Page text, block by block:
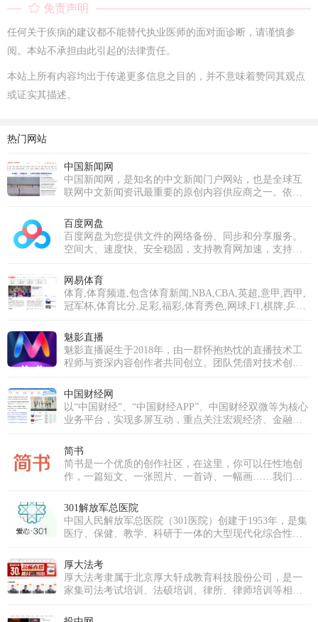
免责声明
任何关于疾病的建议都不能替代执业医师的面对面诊断，请谨慎参
阅。本站不承担由此引起的法律责任。
本站上所有内容均出于传递更多信息之目的，并不意味着赞同其观点
或证实其描述。
热门网站
中国新闻网
中国新闻网，是知名的中文新闻门户网站，也是全球互
联网中文新闻资讯最重要的原创内容供应商之一。依托
网络媒体，快速、准确地提供文字、图片、视频等多样
化的资讯服务。在新闻报道方面，中新网动态新闻及时
准确，解释性报道角度独特，稿件被国内外网络媒体大
量转载。
百度网盘
百度网盘为您提供文件的网络备份、同步和分享服务。
空间大、速度快、安全稳固，支持教育网加速，支持手
网易体育
体育,体育频道,包含体育新闻,NBA,CBA,英超,意甲,西甲,
冠军杯,体育比分,足彩,福彩,体育秀色,网球,F1,棋牌,乒羽,
魅影直播
魅影直播诞生于2018年，由一群怀抱热忱的直播技术工
程师与资深内容创作者共同创立。团队凭借对技术创新
式，打造一个真正以用户需求为核心、强调互动与社区
归属感的优质平台。历经多年深耕与发展，魅影直播已
成功跻身国内优秀的泛娱乐直播平台行列。我们不仅拥
有超过十万级的庞大注册用户群体，更汇聚了逾万名才
等多个领域。魅影直播的使命是构建一个真正开放、包
容且充满创新活力的直播生态系统。我们致力于打破界
限，让每一个独特的个体都能在此安全、自如地表达，
并最终将热爱转化为个人价值与成长。魅影直播的愿景
是成为全球互动娱乐领域的引领者。为此，我们将持续
推动前沿技术应用，深耕魅影直播APP免费版下载安装，
体验。
中国财经网
以“中国财经”、“中国财经APP”、中国财经双微等为核心
业务平台，实现多屏互动，重点关注宏观经济、金融、
效、专业、全面的财经信息及综合类服务。
简书
简书是一个优质的创作社区，在这里，你可以任性地创
作，一篇短文、一张照片、一首诗、一幅画……我们相
301解放军总医院
中国人民解放军总医院（301医院）创建于1953年，是集
医疗、保健、教学、科研于一体的大型现代化综合性医
重要保健基地，承担军委、总部等多个体系单位、官兵
的医疗保健和各军区、军兵种转诊、后送的疑难病诊治
任务。医院同时又是解放军医学院，以研究生教育为
主，是全军唯一一所医院办学单位。
厚大法考
厚大法考隶属于北京厚大轩成教育科技股份公司，是一
家集司法考试培训、法硕培训、律所、律师培训等相关
式，各友商效仿引入免费模式，让法考行业实现对学员